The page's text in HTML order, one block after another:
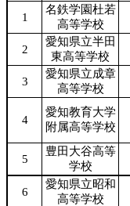
1
名鉄学園杜若
高等学校
2
愛知県立半田
東高等学校
3
愛知県立成章
高等学校
4
愛知教育大学
附属高等学校
5
豊田大谷高等
学校
6
愛知県立昭和
高等学校